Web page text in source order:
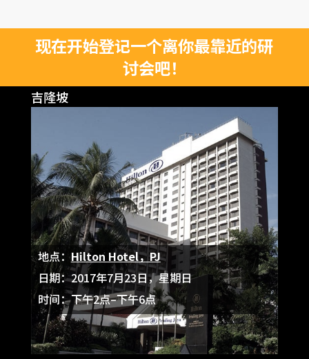
现在开始登记一个离你最靠近的研
讨会吧！
吉隆坡
地点：Hilton Hotel，PJ
日期：2017年7月23日，星期日
时间：下午2点–下午6点